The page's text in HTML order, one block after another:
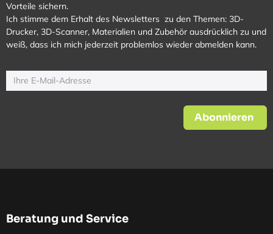
Vorteile sichern.
Ich stimme dem Erhalt des Newsletters zu den Themen: 3D-
Drucker, 3D-Scanner, Materialien und Zubehör ausdrücklich zu und
weiß, dass ich mich jederzeit problemlos wieder abmelden kann.
Abonnieren
Beratung und Service